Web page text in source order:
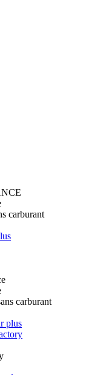
carburant
carburant
plus